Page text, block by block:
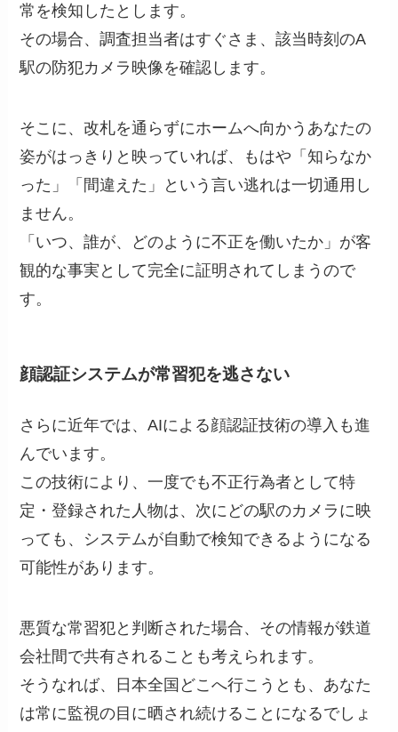
常を検知したとします。
その場合、調査担当者はすぐさま、該当時刻のA
駅の防犯カメラ映像を確認します。
そこに、改札を通らずにホームへ向かうあなたの
姿がはっきりと映っていれば、もはや「知らなか
った」「間違えた」という言い逃れは一切通用し
ません。
「いつ、誰が、どのように不正を働いたか」が客
観的な事実として完全に証明されてしまうので
す。
顔認証システムが常習犯を逃さない
さらに近年では、AIによる顔認証技術の導入も進
んでいます。
この技術により、一度でも不正行為者として特
定・登録された人物は、次にどの駅のカメラに映
っても、システムが自動で検知できるようになる
可能性があります。
悪質な常習犯と判断された場合、その情報が鉄道
会社間で共有されることも考えられます。
そうなれば、日本全国どこへ行こうとも、あなた
は常に監視の目に晒され続けることになるでしょ